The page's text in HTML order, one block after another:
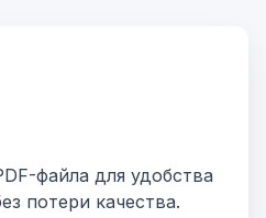
файла для удобства
потери качества.